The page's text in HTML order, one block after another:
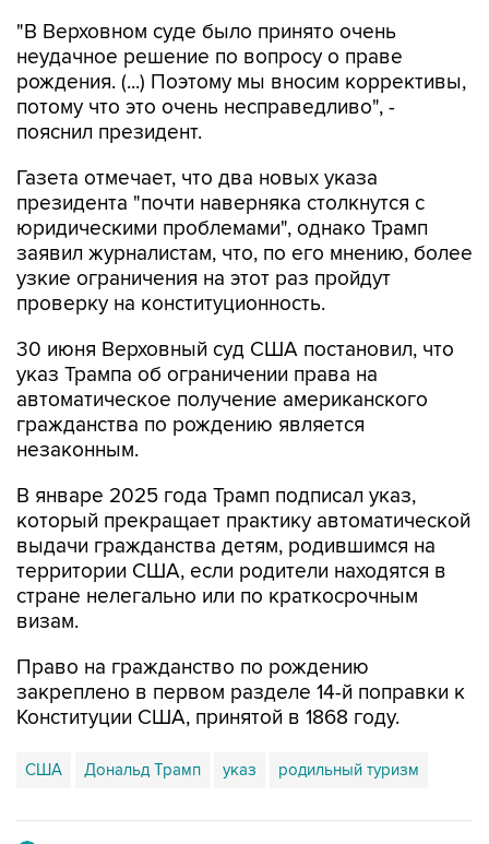
"В Верховном суде было принято очень
неудачное решение по вопросу о праве
рождения. (...) Поэтому мы вносим коррективы,
потому что это очень несправедливо", -
пояснил президент.
Газета отмечает, что два новых указа
президента "почти наверняка столкнутся с
юридическими проблемами", однако Трамп
заявил журналистам, что, по его мнению, более
узкие ограничения на этот раз пройдут
проверку на конституционность.
30 июня Верховный суд США постановил, что
указ Трампа об ограничении права на
автоматическое получение американского
гражданства по рождению является
незаконным.
В январе 2025 года Трамп подписал указ,
который прекращает практику автоматической
выдачи гражданства детям, родившимся на
территории США, если родители находятся в
стране нелегально или по краткосрочным
визам.
Право на гражданство по рождению
закреплено в первом разделе 14-й поправки к
Конституции США, принятой в 1868 году.
США Дональд Трамп указ родильный туризм